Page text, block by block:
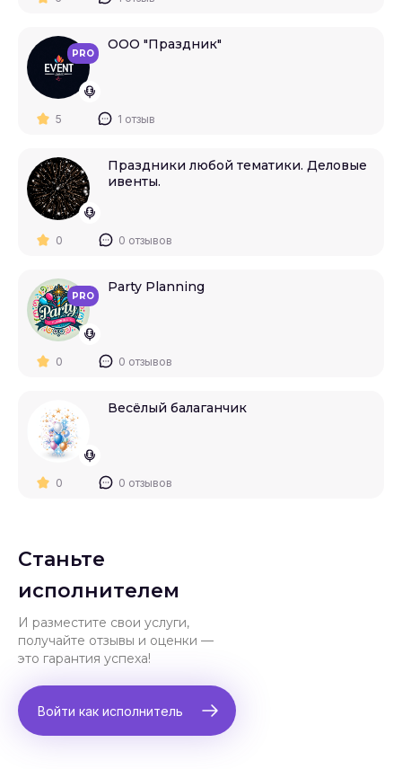
PRO
ООО "Праздник"
5 1 отзыв
Праздники любой тематики. Деловые
ивенты.
0 0 отзывов
PRO
Party Planning
0 0 отзывов
Весёлый балаганчик
0 0 отзывов
Станьте
исполнителем
И разместите свои услуги,
получайте отзывы и оценки —
это гарантия успеха!
Войти как исполнитель